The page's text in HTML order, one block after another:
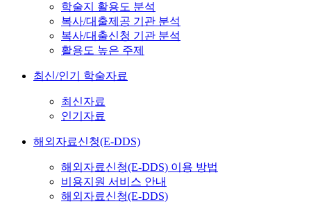
학술지 활용도 분석
복사/대출제공 기관 분석
복사/대출신청 기관 분석
활용도 높은 주제
최신/인기 학술자료
최신자료
인기자료
해외자료신청(E-DDS)
해외자료신청(E-DDS) 이용 방법
비용지원 서비스 안내
해외자료신청(E-DDS)